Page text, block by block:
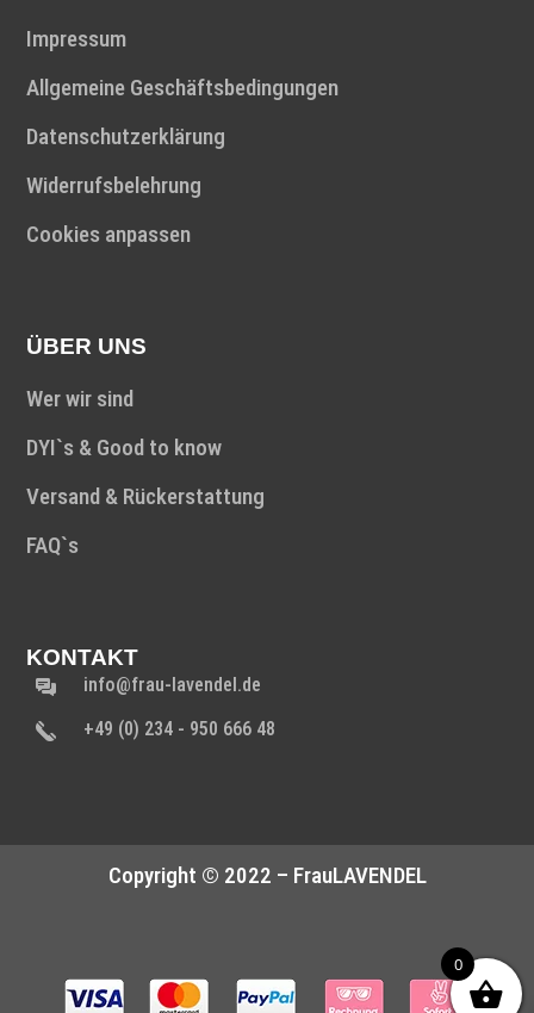
Impressum
Allgemeine Geschäftsbedingungen
Datenschutzerklärung
Widerrufsbelehrung
Cookies anpassen
ÜBER UNS
Wer wir sind
DYI`s & Good to know
Versand & Rückerstattung
FAQ`s
KONTAKT
info@frau-lavendel.de
+49 (0) 234 - 950 666 48
Copyright © 2022 – FrauLAVENDEL
0